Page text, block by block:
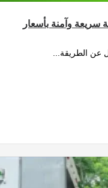
51511481 خدمة سريعة وآمنة بأسعار
الطريقة...